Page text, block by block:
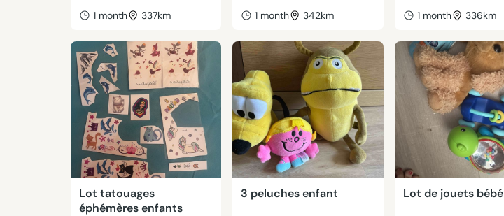
1 month 337km 1 month 342km 1 month 336km
Lot tatouages
éphémères enfants
3 peluches enfant Lot de jouets bébé